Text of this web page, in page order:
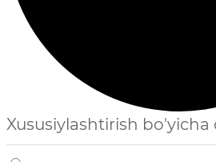
Xususiylashtirish